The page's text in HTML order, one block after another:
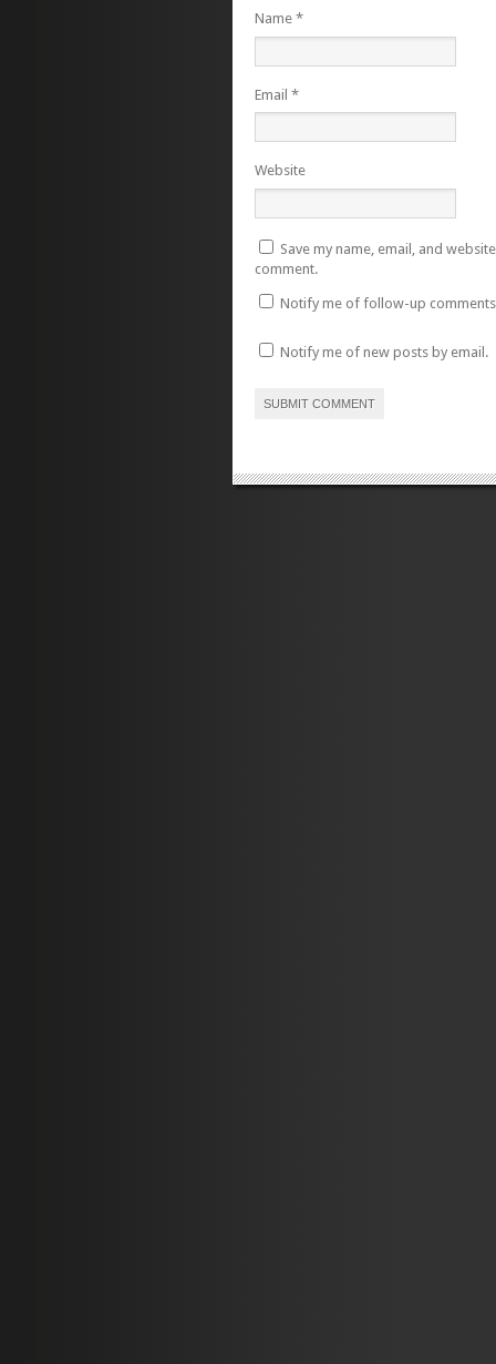
Name *
Email *
Website
Save my name, email, and
comment.
Notify me of follow-up
Notify me of new posts by email.